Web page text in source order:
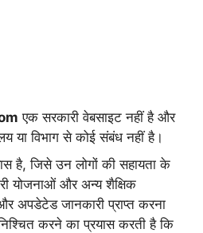
एक सरकारी वेबसाइट नहीं है और
या विभाग से कोई संबंध नहीं है।
है, जिसे उन लोगों की सहायता के
योजनाओं और अन्य शैक्षिक
अपडेटेड जानकारी प्राप्त करना
करने का प्रयास करती है कि